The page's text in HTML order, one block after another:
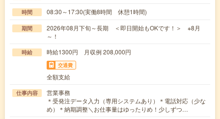
時間 08:30～17:30(実働8時間 休憩1時間)
期間
2026年08月下旬～長期 ＜即日開始もOKです！＞ ※8月
～！
時給 時給1300円 月収例 208,000円
交通費
全額支給
仕事内容
営業事務
＊受発注データ入力（専用システムあり）＊電話対応（少な
め）＊納期調整＼お仕事量はゆったりめ！少しずつ…